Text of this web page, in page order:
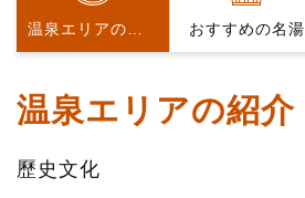
おすすめの名湯
温泉エリアの紹介
歷史文化